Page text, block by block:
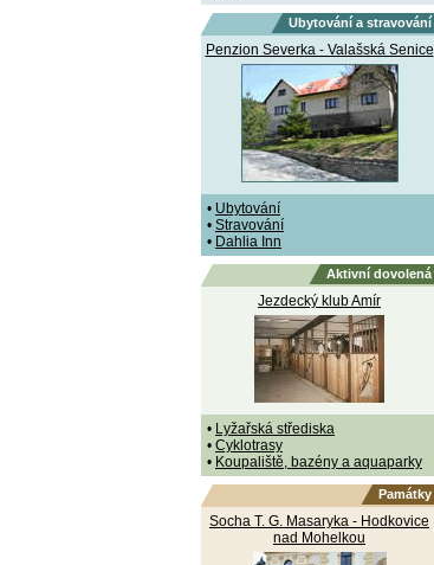
Ubytování a stravování
Penzion Severka - Valašská Senice
• Ubytování
• Stravování
• Dahlia Inn
Aktivní dovolená
Jezdecký klub Amír
• Lyžařská střediska
• Cyklotrasy
• Koupaliště, bazény a aquaparky
Památky
Socha T. G. Masaryka - Hodkovice
nad Mohelkou